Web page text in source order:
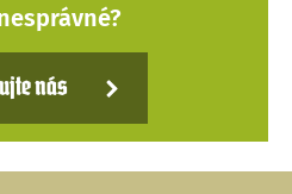
nás